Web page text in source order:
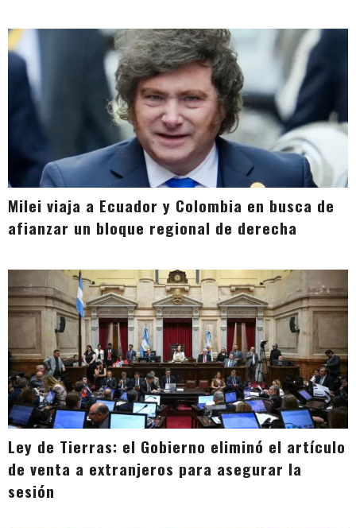
Milei viaja a Ecuador y Colombia en busca de
afianzar un bloque regional de derecha
Ley de Tierras: el Gobierno eliminó el artículo
de venta a extranjeros para asegurar la
sesión